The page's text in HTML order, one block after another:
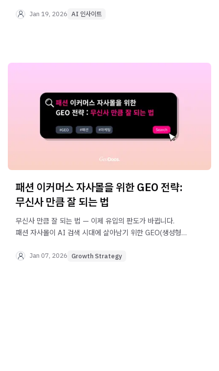
Jan 19, 2026 AI 인사이트
패션 이커머스 자사몰을 위한 GEO 전략:
무신사 만큼 잘 되는 법
무신사 만큼 잘 되는 법 — 이제 유입의 판도가 바뀝니다.
패션 자사몰이 AI 검색 시대에 살아남기 위한 GEO(생성형
Jan 07, 2026 Growth Strategy